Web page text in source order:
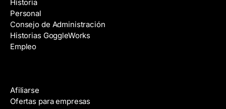
Historia
Personal
Consejo de Administración
Historias GoggleWorks
Empleo
Afiliarse
Ofertas para empresas